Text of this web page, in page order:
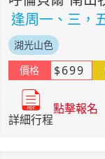
逢周一、三，
湖光山色
價格
$699
詳細行程
點擊報名